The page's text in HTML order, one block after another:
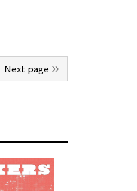
Next page